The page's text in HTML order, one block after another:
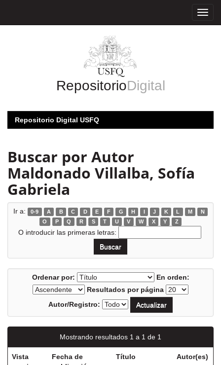
RepositorioDigital
Repositorio Digital USFQ
Buscar por Autor
Maldonado Villalba, Sofía
Gabriela
Ir a: 0-9 A B C D E F G H I J K L M
N
O
P Q R S T U V W X Y Z
O introducir las primeras letras:
Ordenar por:
En orden:
Resultados por página
Autor/Registro:
Mostrando resultados 1 a 1 de 1
Vista
Fecha de
Título Autor(es)